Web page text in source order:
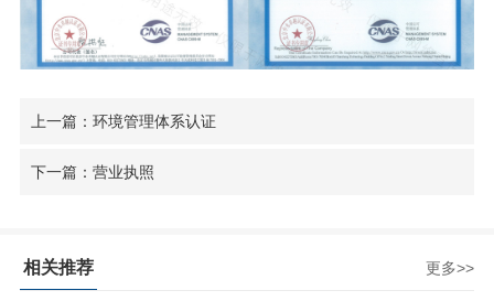
上一篇：环境管理体系认证
下一篇：营业执照
相关推荐 更多>>